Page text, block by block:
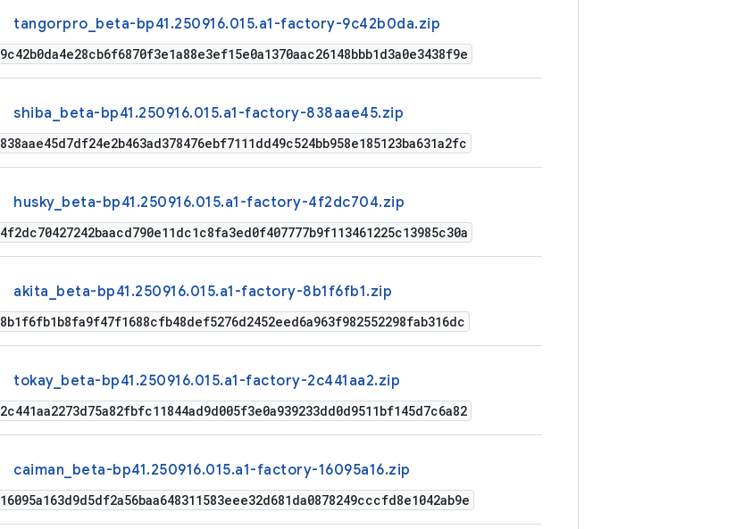
tangorpro_beta-bp41.250916.015.a1-factory-9c42b0da.zip
9c42b0da4e28cb6f6870f3e1a88e3ef15e0a1370aac26148bbb1d3a0e3438f9e
shiba_beta-bp41.250916.015.a1-factory-838aae45.zip
838aae45d7df24e2b463ad378476ebf7111dd49c524bb958e185123ba631a2fc
husky_beta-bp41.250916.015.a1-factory-4f2dc704.zip
4f2dc70427242baacd790e11dc1c8fa3ed0f407777b9f113461225c13985c30a
akita_beta-bp41.250916.015.a1-factory-8b1f6fb1.zip
8b1f6fb1b8fa9f47f1688cfb48def5276d2452eed6a963f982552298fab316dc
tokay_beta-bp41.250916.015.a1-factory-2c441aa2.zip
2c441aa2273d75a82fbfc11844ad9d005f3e0a939233dd0d9511bf145d7c6a82
caiman_beta-bp41.250916.015.a1-factory-16095a16.zip
16095a163d9d5df2a56baa648311583eee32d681da0878249cccfd8e1042ab9e